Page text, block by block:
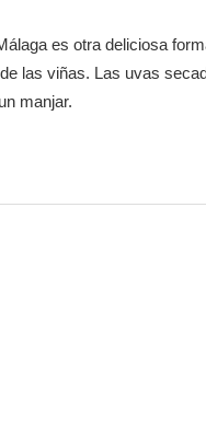
es otra deliciosa
las viñas. Las uvas
manjar.